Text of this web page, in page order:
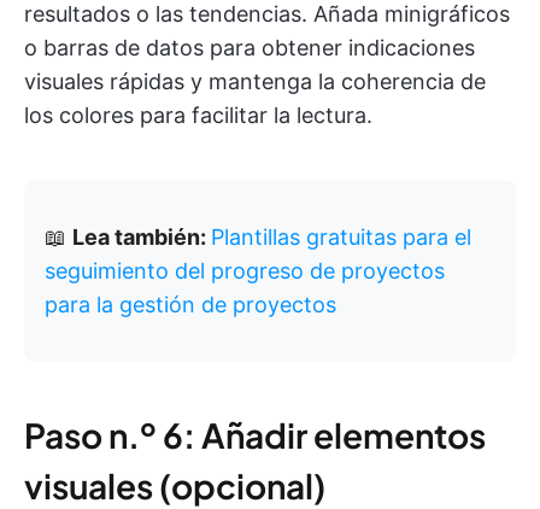
resultados o las tendencias. Añada minigráficos
o barras de datos para obtener indicaciones
visuales rápidas y mantenga la coherencia de
los colores para facilitar la lectura.
📖 Lea también: Plantillas gratuitas para el
seguimiento del progreso de proyectos
para la gestión de proyectos
Paso n.º 6: Añadir elementos
visuales (opcional)